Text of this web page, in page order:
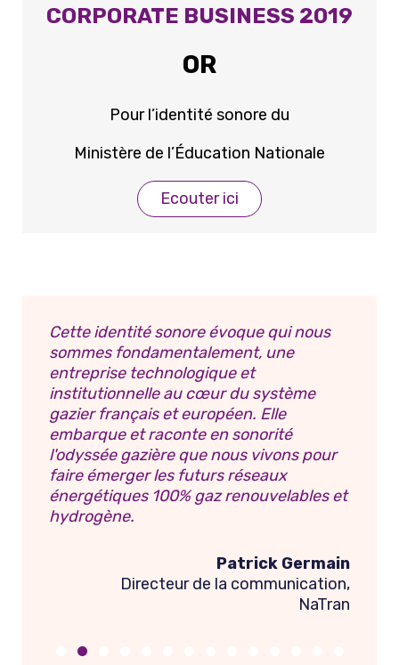
CORPORATE BUSINESS 2019
OR
Pour l’identité sonore du
Ministère de l’Éducation Nationale
Ecouter ici
Cette identité sonore évoque qui nous
sommes fondamentalement, une
entreprise technologique et
institutionnelle au cœur du système
gazier français et européen. Elle
embarque et raconte en sonorité
l'odyssée gazière que nous vivons pour
faire émerger les futurs réseaux
énergétiques 100% gaz renouvelables et
hydrogène.
Patrick Germain
Directeur de la communication,
NaTran